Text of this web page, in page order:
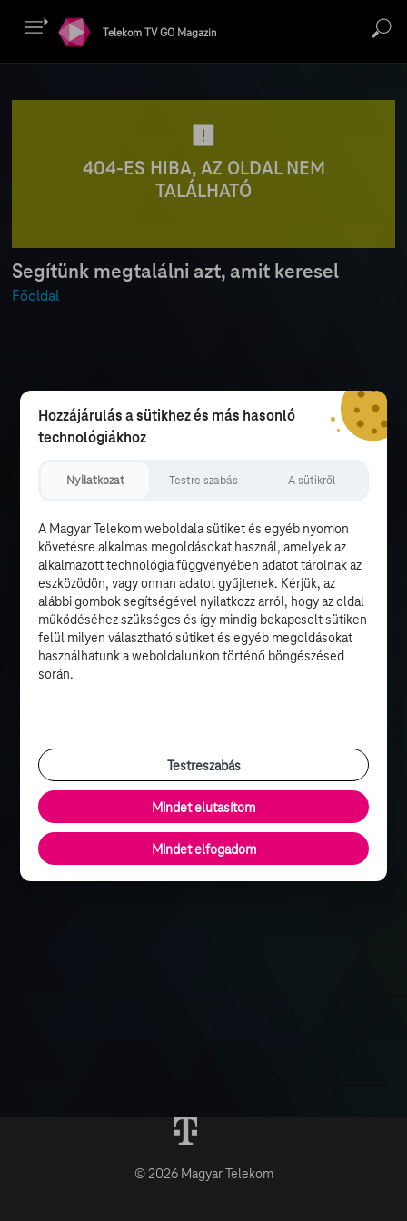
Telekom TV GO Magazin
404-ES HIBA, AZ OLDAL NEM
TALÁLHATÓ
Segítünk megtalálni azt, amit keresel
Főoldal
© 2026 Magyar Telekom
Hozzájárulás a sütikhez és más hasonló
technológiákhoz
Nyilatkozat Testre szabás A sütikről
A Magyar Telekom weboldala sütiket és egyéb nyomon
követésre alkalmas megoldásokat használ, amelyek az
alkalmazott technológia függvényében adatot tárolnak az
eszközödön, vagy onnan adatot gyűjtenek. Kérjük, az
alábbi gombok segítségével nyilatkozz arról, hogy az oldal
működéséhez szükséges és így mindig bekapcsolt sütiken
felül milyen választható sütiket és egyéb megoldásokat
használhatunk a weboldalunkon történő böngészésed
során.
Testreszabás
Mindet elutasítom
Mindet elfogadom